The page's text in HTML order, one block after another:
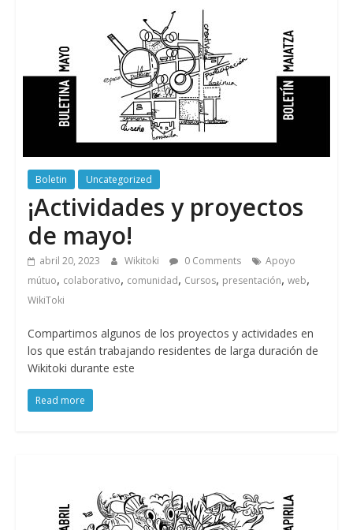
Boletin Uncategorized
¡Actividades y proyectos
de mayo!
abril 20, 2023 Wikitoki 0 Comments
Apoyo
mútuo, colaborativo, comunidad, Cursos, presentación, web,
WikiToki
Compartimos algunos de los proyectos y actividades en
los que están trabajando residentes de larga duración de
Wikitoki durante este
Read more